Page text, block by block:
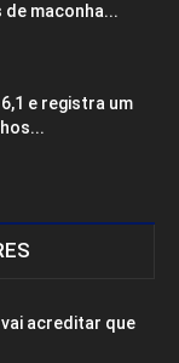
maconha...
e registra um
acreditar que